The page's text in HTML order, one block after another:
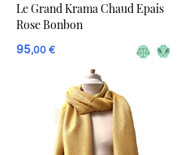
Le Grand Krama Chaud Epais
Rose Bonbon
95,00 €